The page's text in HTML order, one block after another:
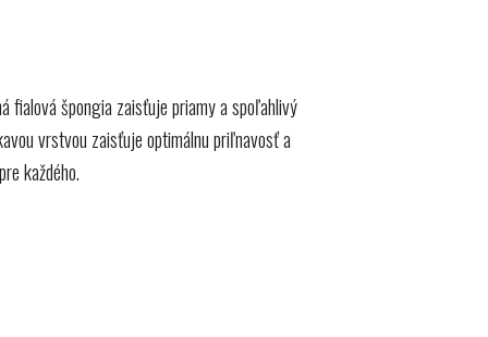
fialová špongia zaisťuje priamy a spoľahlivý
vrstvou zaisťuje optimálnu priľnavosť a
každého.